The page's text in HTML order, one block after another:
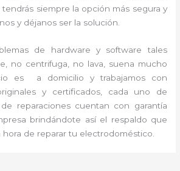
tendrás siempre la opción más segura y
y déjanos ser la solución.
de hardware y software tales
no centrifuga, no lava, suena mucho
es a domicilio y trabajamos con
y certificados, cada uno de
reparaciones cuentan con garantía
brindándote así el respaldo que
de reparar tu electrodoméstico.